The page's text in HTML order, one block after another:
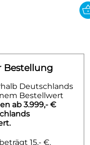
Bestellung
Deutschlands
Bestellwert
ab 3.999,- €
15,- €.